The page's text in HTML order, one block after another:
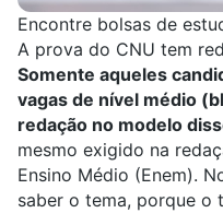
Encontre bolsas de
A prova do CNU tem
Somente aqueles
vagas de nível médio
redação no modelo
mesmo exigido na
Ensino Médio (Enem).
saber o tema, porque o